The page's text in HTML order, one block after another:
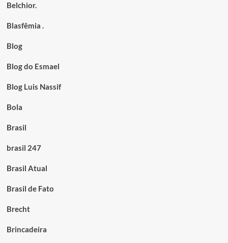
Belchior.
Blasfêmia .
Blog
Blog do Esmael
Blog Luis Nassif
Bola
Brasil
brasil 247
Brasil Atual
Brasil de Fato
Brecht
Brincadeira